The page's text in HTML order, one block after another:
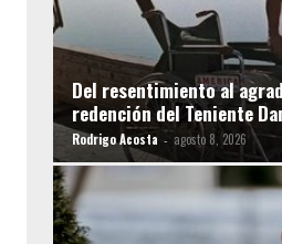
Del resentimiento al
redención del Teniente
Rodrigo Acosta - agosto 8, 2026